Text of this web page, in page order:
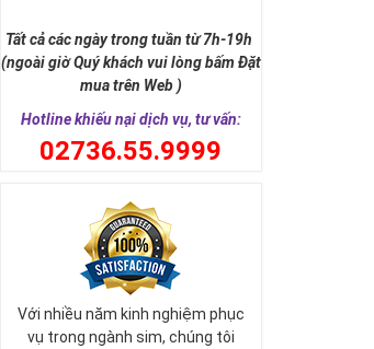
Tất cả các ngày trong tuần từ 7h-19h
(ngoài giờ Quý khách vui lòng bấm Đặt
mua trên Web )
Hotline khiếu nại dịch vụ, tư vấn:
02736.55.9999
Với nhiều năm kinh nghiệm phục
vụ trong ngành sim, chúng tôi